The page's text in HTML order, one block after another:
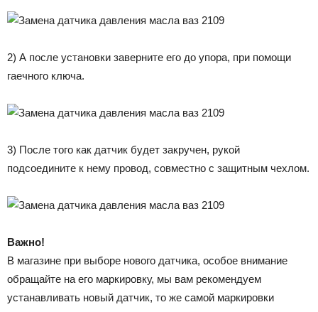
2) А после установки заверните его до упора, при помощи
гаечного ключа.
3) После того как датчик будет закручен, рукой
подсоедините к нему провод, совместно с защитным чехлом.
Важно!
В магазине при выборе нового датчика, особое внимание
обращайте на его маркировку, мы вам рекомендуем
устанавливать новый датчик, то же самой маркировки